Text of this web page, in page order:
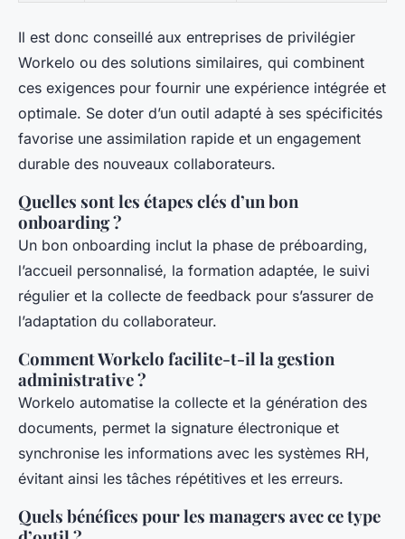
Il est donc conseillé aux entreprises de privilégier
Workelo ou des solutions similaires, qui combinent
ces exigences pour fournir une expérience intégrée et
optimale. Se doter d’un outil adapté à ses spécificités
favorise une assimilation rapide et un engagement
durable des nouveaux collaborateurs.
Quelles sont les étapes clés d’un bon
onboarding ?
Un bon onboarding inclut la phase de préboarding,
l’accueil personnalisé, la formation adaptée, le suivi
régulier et la collecte de feedback pour s’assurer de
l’adaptation du collaborateur.
Comment Workelo facilite-t-il la gestion
administrative ?
Workelo automatise la collecte et la génération des
documents, permet la signature électronique et
synchronise les informations avec les systèmes RH,
évitant ainsi les tâches répétitives et les erreurs.
Quels bénéfices pour les managers avec ce type